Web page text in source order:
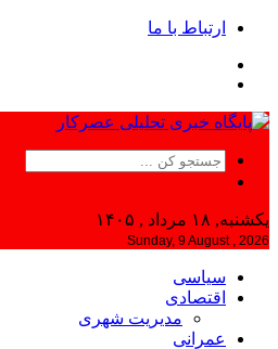
ارتباط با ما
یکشنبه, ۱۸ مرداد , ۱۴۰۵
Sunday, 9 August , 2026
سیاسی
اقتصادی
مدیریت شهری
عمرانی